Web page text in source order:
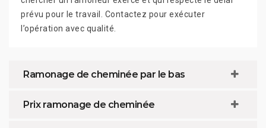
prévu pour le travail. Contactez pour exécuter
l’opération avec qualité.
Ramonage de cheminée par le bas
Prix ramonage de cheminée